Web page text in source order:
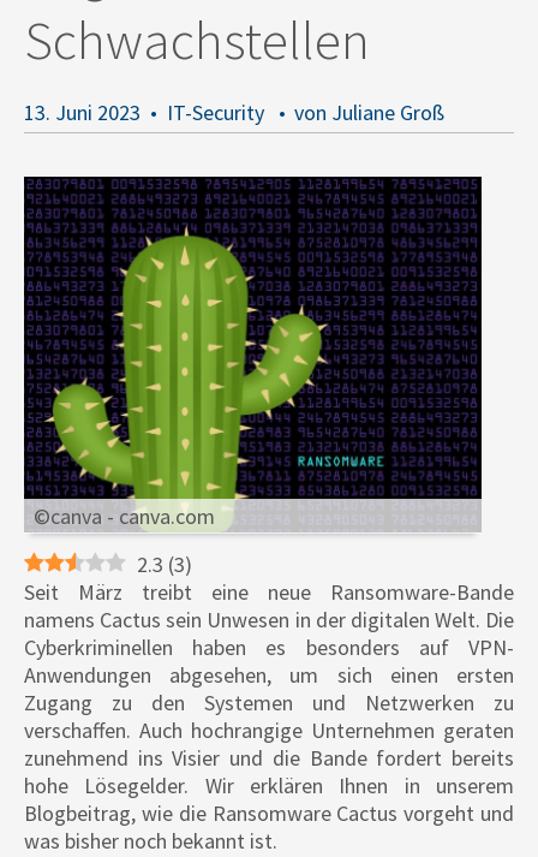
Schwachstellen
13. Juni 2023 IT-Security von Juliane Groß
©canva - canva.com
2.3 (3)
Seit März treibt eine neue Ransomware-Bande
namens Cactus sein Unwesen in der digitalen Welt. Die
Cyberkriminellen haben es besonders auf VPN-
Anwendungen abgesehen, um sich einen ersten
Zugang zu den Systemen und Netzwerken zu
verschaffen. Auch hochrangige Unternehmen geraten
zunehmend ins Visier und die Bande fordert bereits
hohe Lösegelder. Wir erklären Ihnen in unserem
Blogbeitrag, wie die Ransomware Cactus vorgeht und
was bisher noch bekannt ist.